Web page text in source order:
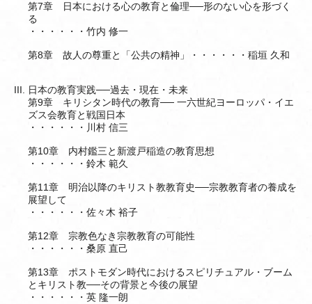
第7章 日本における心の教育と倫理──形のない心を形づく
る
・・・・・・竹内 修一
第8章 故人の尊重と「公共の精神」・・・・・・稲垣 久和
日本の教育実践──過去・現在・未来
第9章 キリシタン時代の教育── 一六世紀ヨーロッパ・イエ
ズス会教育と戦国日本
・・・・・・川村 信三
第10章 内村鑑三と新渡戸稲造の教育思想
・・・・・・鈴木 範久
第11章 明治以降のキリスト教教育史──宗教教育者の養成を
展望して
・・・・・・佐々木 裕子
第12章 宗教色なき宗教教育の可能性
・・・・・・桑原 直己
第13章 ポストモダン時代におけるスピリチュアル・ブーム
とキリスト教──その背景と今後の展望
・・・・・・英 隆一朗